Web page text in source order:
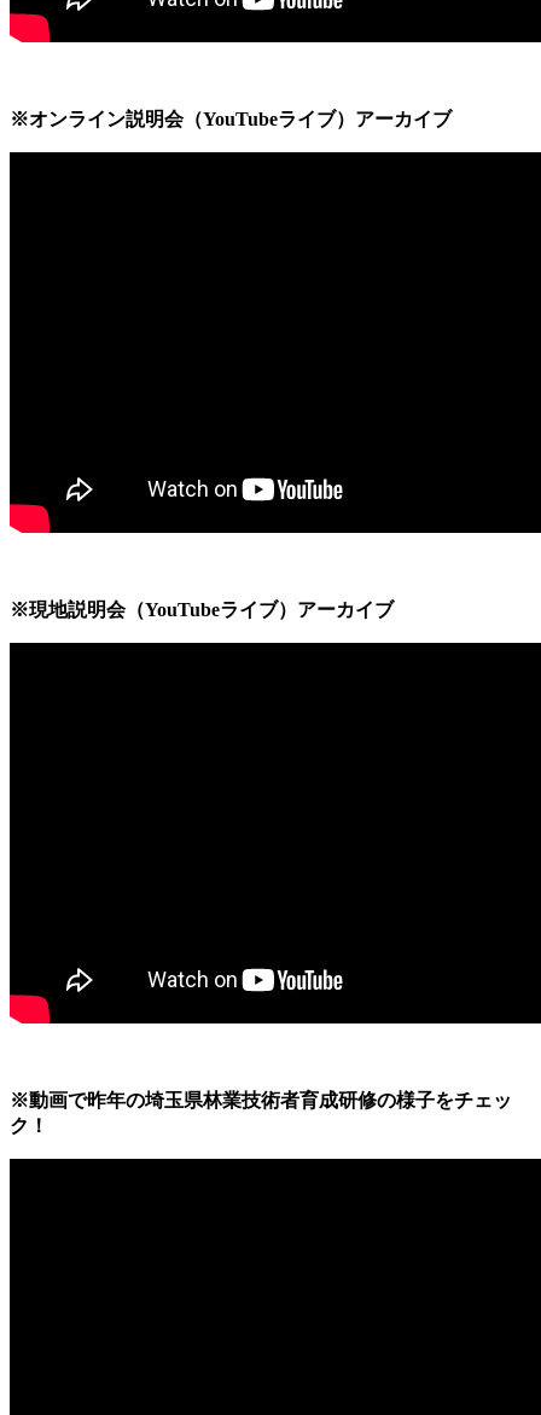
※オンライン説明会（YouTubeライブ）アーカイブ
※現地説明会（YouTubeライブ）アーカイブ
※動画で昨年の埼玉県林業技術者育成研修の様子をチェッ
ク！